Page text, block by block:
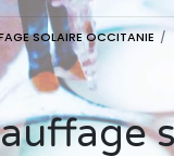
SOLAIRE OCCITANIE